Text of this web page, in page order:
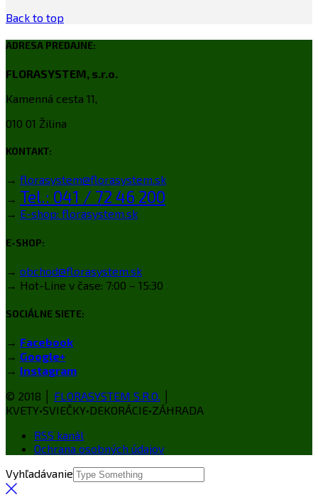
Back to top
ADRESA PREDAJNE:
FLORASYSTEM, s.r.o.
Kamenná cesta 11,
010 01 Žilina
KONTAKT:
→ florasystem@florasystem.sk
→ Tel.: 041 / 72 46 200
→ E-shop: florasystem.sk
E-SHOP:
→ obchod@florasystem.sk
→ Hot-Line v čase: 7:00 – 15:30
SOCIÁLNE SIETE:
→ Facebook
→ Google+
→ Instagram
© 2018 │ FLORASYSTEM S.R.O.
KVETY•SVIEČKY•DEKORÁCIE•ZÁHRADA
RSS kanál
Ochrana osobných údajov
Vyhľadávanie